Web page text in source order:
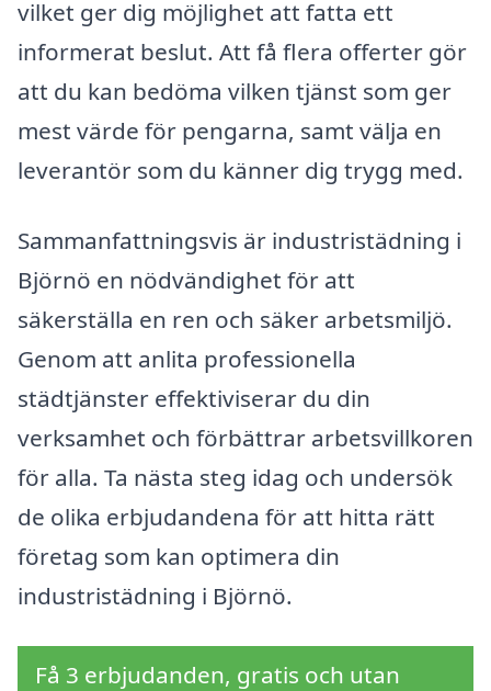
vilket ger dig möjlighet att fatta ett
informerat beslut. Att få flera offerter gör
att du kan bedöma vilken tjänst som ger
mest värde för pengarna, samt välja en
leverantör som du känner dig trygg med.
Sammanfattningsvis är industristädning i
Björnö en nödvändighet för att
säkerställa en ren och säker arbetsmiljö.
Genom att anlita professionella
städtjänster effektiviserar du din
verksamhet och förbättrar arbetsvillkoren
för alla. Ta nästa steg idag och undersök
de olika erbjudandena för att hitta rätt
företag som kan optimera din
industristädning i Björnö.
Få 3 erbjudanden, gratis och utan